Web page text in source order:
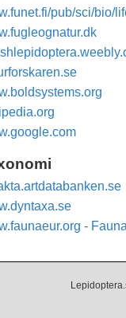
pub/sci/bio/
-